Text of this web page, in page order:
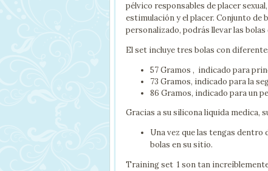
pélvico responsables de placer
estimulación y el placer. Conjunto de
personalizado, podrás llevar las
El set incluye tres bolas con
57 Gramos , indicado para
73 Gramos, indicado para la
86 Gramos, indicado para un
Gracias a su silicona liquida medica,
Una vez que las tengas
bolas en su sitio.
Training set 1 son tan